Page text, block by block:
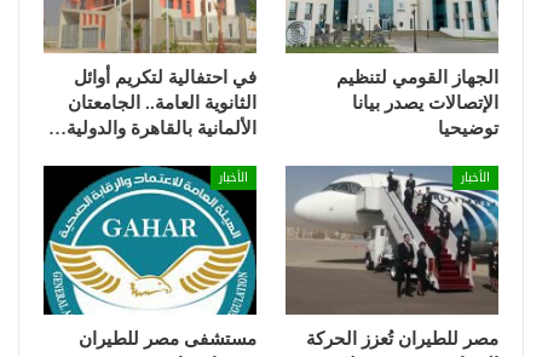
الجهاز القومي لتنظيم
الإتصالات يصدر بيانا
توضيحيا
في احتفالية لتكريم أوائل
الثانوية العامة.. الجامعتان
الألمانية بالقاهرة والدولية…
الأخبار
مصر للطيران تُعزز الحركة
الأخبار
مستشفى مصر للطيران